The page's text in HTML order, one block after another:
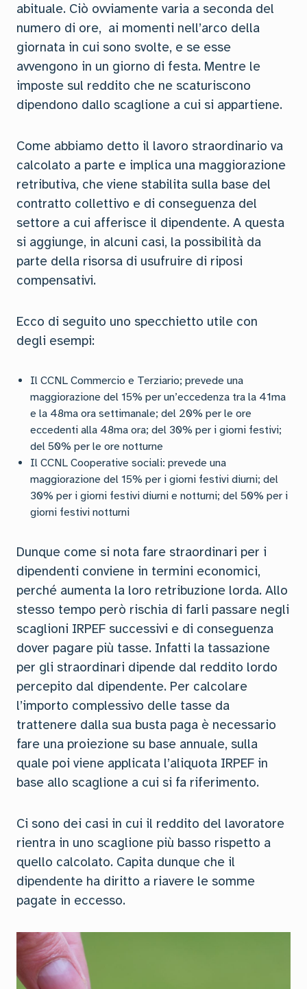
abituale. Ciò ovviamente varia a seconda del
numero di ore, ai momenti nell’arco della
giornata in cui sono svolte, e se esse
avvengono in un giorno di festa. Mentre le
imposte sul reddito che ne scaturiscono
dipendono dallo scaglione a cui si appartiene.
Come abbiamo detto il lavoro straordinario va
calcolato a parte e implica una maggiorazione
retributiva, che viene stabilita sulla base del
contratto collettivo e di conseguenza del
settore a cui afferisce il dipendente. A questa
si aggiunge, in alcuni casi, la possibilità da
parte della risorsa di usufruire di riposi
compensativi.
Ecco di seguito uno specchietto utile con
degli esempi:
Il CCNL Commercio e Terziario; prevede una
maggiorazione del 15% per un’eccedenza tra la 41ma
e la 48ma ora settimanale; del 20% per le ore
eccedenti alla 48ma ora; del 30% per i giorni festivi;
del 50% per le ore notturne
Il CCNL Cooperative sociali: prevede una
maggiorazione del 15% per i giorni festivi diurni; del
30% per i giorni festivi diurni e notturni; del 50% per i
giorni festivi notturni
Dunque come si nota fare straordinari per i
dipendenti conviene in termini economici,
perché aumenta la loro retribuzione lorda. Allo
stesso tempo però rischia di farli passare negli
scaglioni IRPEF successivi e di conseguenza
dover pagare più tasse. Infatti la tassazione
per gli straordinari dipende dal reddito lordo
percepito dal dipendente. Per calcolare
l’importo complessivo delle tasse da
trattenere dalla sua busta paga è necessario
fare una proiezione su base annuale, sulla
quale poi viene applicata l’aliquota IRPEF in
base allo scaglione a cui si fa riferimento.
Ci sono dei casi in cui il reddito del lavoratore
rientra in uno scaglione più basso rispetto a
quello calcolato. Capita dunque che il
dipendente ha diritto a riavere le somme
pagate in eccesso.